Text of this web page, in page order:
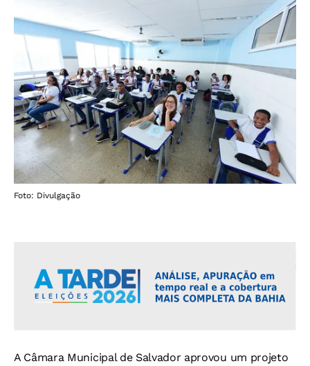
Foto: Divulgação
A Câmara Municipal de Salvador aprovou um projeto